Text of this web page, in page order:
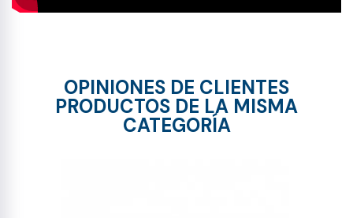
OPINIONES DE CLIENTES
PRODUCTOS DE LA MISMA
CATEGORÍA